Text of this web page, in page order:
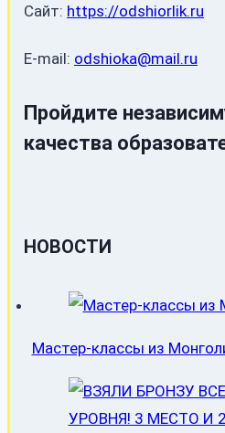
Сайт: https://odshiorlik.ru
E-mail: odshioka@mail.ru
Пройдите
качества
НОВОСТИ
Мастер-классы из